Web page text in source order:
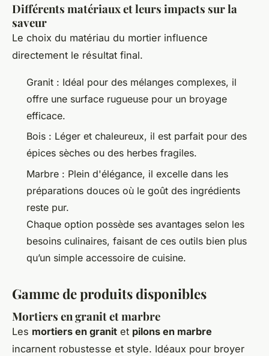
Différents matériaux et leurs impacts sur la
saveur
Le choix du matériau du mortier influence
directement le résultat final.
Granit : Idéal pour des mélanges complexes, il
offre une surface rugueuse pour un broyage
efficace.
Bois : Léger et chaleureux, il est parfait pour des
épices sèches ou des herbes fragiles.
Marbre : Plein d'élégance, il excelle dans les
préparations douces où le goût des ingrédients
reste pur.
Chaque option possède ses avantages selon les
besoins culinaires, faisant de ces outils bien plus
qu’un simple accessoire de cuisine.
Gamme de produits disponibles
Mortiers en granit et marbre
Les mortiers en granit et pilons en marbre
incarnent robustesse et style. Idéaux pour broyer